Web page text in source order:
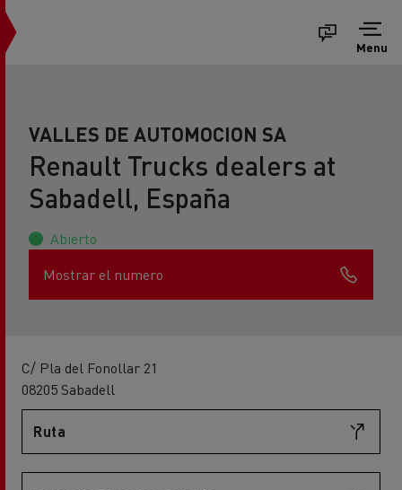
Menu
VALLES DE AUTOMOCION SA
Renault Trucks dealers at
Sabadell, España
Abierto
Mostrar el numero
C/ Pla del Fonollar 21
08205 Sabadell
Ruta